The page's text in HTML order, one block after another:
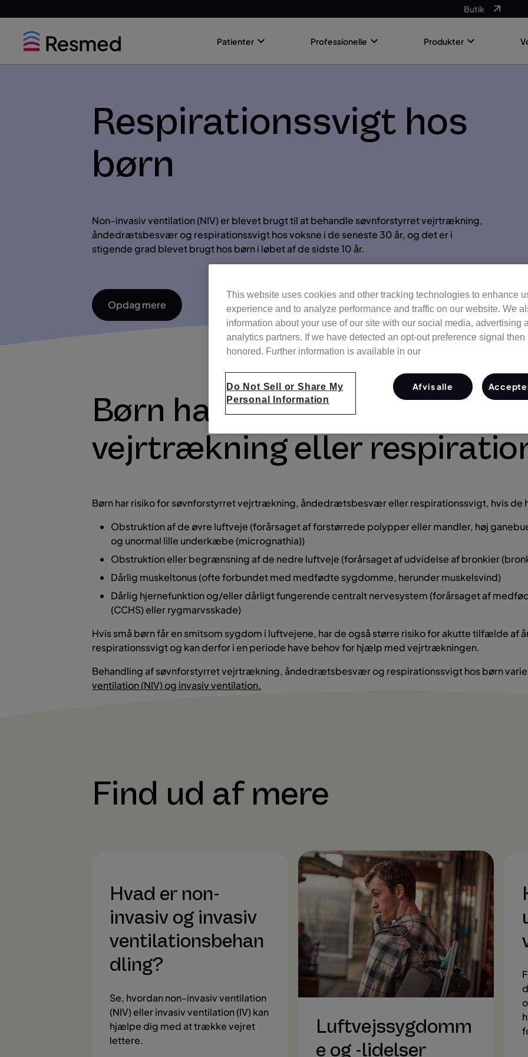
to
menu
to
content
Butik
Patienter Professionelle Produkter
Respirationssvigt hos
børn
Non-invasiv ventilation (NIV) er blevet brugt til at behandle søvnforstyrret vejrtrækning,
åndedrætsbesvær og respirationssvigt hos voksne i de seneste 30 år, og det er i
stigende grad blevet brugt hos børn i løbet af de sidste 10 år.
Opdag mere
Børn har risiko for
vejrtrækning eller
Børn har risiko for søvnforstyrret vejrtrækning, åndedrætsbesvær eller respirationssvigt, hvis de
Obstruktion af de øvre luftveje (forårsaget af forstørrede polypper eller mandler, høj
og unormal lille underkæbe (micrognathia))
Obstruktion eller begrænsning af de nedre luftveje (forårsaget af udvidelse af bronkier
Dårlig muskeltonus (ofte forbundet med medfødte sygdomme, herunder muskelsvind)
Dårlig hjernefunktion og/eller dårligt fungerende centralt nervesystem (forårsaget af
(CCHS) eller rygmarvsskade)
Hvis små børn får en smitsom sygdom i luftvejene, har de også større risiko for akutte tilfælde
respirationssvigt og kan derfor i en periode have behov for hjælp med vejrtrækningen.
Behandling af søvnforstyrret vejrtrækning, åndedrætsbesvær og respirationssvigt hos børn
ventilation (NIV) og invasiv ventilation.
Find ud af mere
Hvad er non-
invasiv og invasiv
ventilationsbehan
dling?
Se, hvordan non-invasiv ventilation
(NIV) eller invasiv ventilation (IV) kan
hjælpe dig med at trække vejret
lettere.
Luftvejssygdomm
e og -lidelser
This website uses cookies and other tracking technologies to enhance
experience and to analyze performance and traffic on our website. We
information about your use of our site with our social media, advertising
analytics partners. If we have detected an opt-out preference signal
honored. Further information is available in our
Do Not Sell or Share My
Personal Information
Afvis alle